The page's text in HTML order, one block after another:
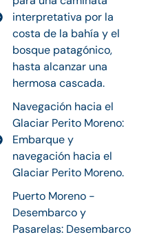
interpretativa por la
costa de la bahía y el
bosque patagónico,
hasta alcanzar una
hermosa cascada.
Navegación hacia el
Glaciar Perito Moreno:
Embarque y
navegación hacia el
Glaciar Perito Moreno.
Puerto Moreno -
Desembarco y
Pasarelas: Desembarco